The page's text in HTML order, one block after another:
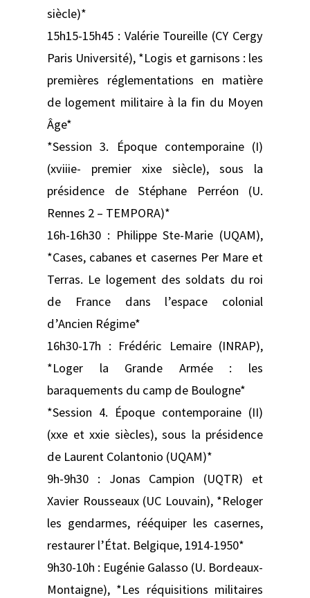
siècle)*
15h15-15h45 : Valérie Toureille (CY Cergy
Paris Université), *Logis et garnisons : les
premières réglementations en matière
de logement militaire à la fin du Moyen
Âge*
*Session 3. Époque contemporaine (I)
(xviiie- premier xixe siècle), sous la
présidence de Stéphane Perréon (U.
Rennes 2 – TEMPORA)*
16h-16h30 : Philippe Ste-Marie (UQAM),
*Cases, cabanes et casernes Per Mare et
Terras. Le logement des soldats du roi
de France dans l’espace colonial
d’Ancien Régime*
16h30-17h : Frédéric Lemaire (INRAP),
*Loger la Grande Armée : les
baraquements du camp de Boulogne*
*Session 4. Époque contemporaine (II)
(xxe et xxie siècles), sous la présidence
de Laurent Colantonio (UQAM)*
9h-9h30 : Jonas Campion (UQTR) et
Xavier Rousseaux (UC Louvain), *Reloger
les gendarmes, rééquiper les casernes,
restaurer l’État. Belgique, 1914-1950*
9h30-10h : Eugénie Galasso (U. Bordeaux-
Montaigne), *Les réquisitions militaires